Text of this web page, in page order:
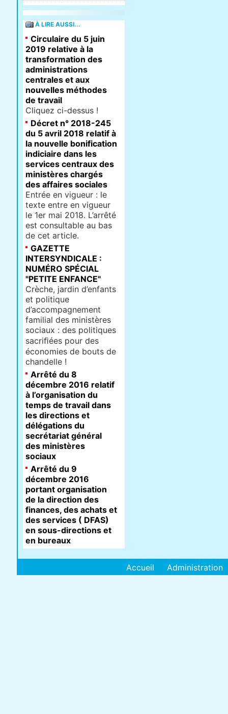
À LIRE AUSSI...
Circulaire du 5 juin
2019 relative à la
transformation des
administrations
centrales et aux
nouvelles méthodes
de travail
Cliquez ci-dessus !
Décret n° 2018-245
du 5 avril 2018 relatif à
la nouvelle bonification
indiciaire dans les
services centraux des
ministères chargés
des affaires sociales
Entrée en vigueur : le
texte entre en vigueur
le 1er mai 2018. L’arrêté
est consultable au bas
de cet article.
GAZETTE
INTERSYNDICALE :
NUMÉRO SPÉCIAL
"PETITE ENFANCE"
Crèche, jardin d’enfants
et politique
d’accompagnement
familial des ministères
sociaux : des politiques
sacriﬁées pour des
économies de bouts de
chandelle !
Arrêté du 8
décembre 2016 relatif
à l’organisation du
temps de travail dans
les directions et
délégations du
secrétariat général
des ministères
sociaux
Arrêté du 9
décembre 2016
portant organisation
de la direction des
finances, des achats et
des services ( DFAS)
en sous-directions et
en bureaux
Accueil Administration